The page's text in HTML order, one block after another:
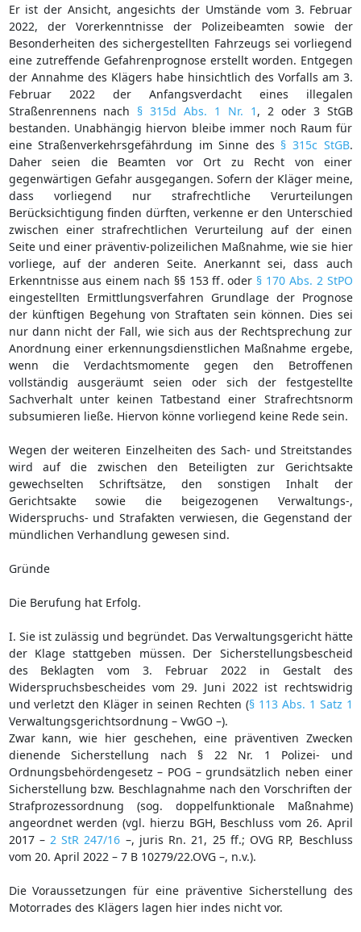
Er ist der Ansicht, angesichts der Umstände vom 3. Februar
2022, der Vorerkenntnisse der Polizeibeamten sowie der
Besonderheiten des sichergestellten Fahrzeugs sei vorliegend
eine zutreffende Gefahrenprognose erstellt worden. Entgegen
der Annahme des Klägers habe hinsichtlich des Vorfalls am 3.
Februar 2022 der Anfangsverdacht eines illegalen
Straßenrennens nach § 315d Abs. 1 Nr. 1 , 2 oder 3 StGB
bestanden. Unabhängig hiervon bleibe immer noch Raum für
eine Straßenverkehrsgefährdung im Sinne des § 315c StGB.
Daher seien die Beamten vor Ort zu Recht von einer
gegenwärtigen Gefahr ausgegangen. Sofern der Kläger meine,
dass vorliegend nur strafrechtliche Verurteilungen
Berücksichtigung finden dürften, verkenne er den Unterschied
zwischen einer strafrechtlichen Verurteilung auf der einen
Seite und einer präventiv-polizeilichen Maßnahme, wie sie hier
vorliege, auf der anderen Seite. Anerkannt sei, dass auch
Erkenntnisse aus einem nach §§ 153 ff. oder § 170 Abs. 2 StPO
eingestellten Ermittlungsverfahren Grundlage der Prognose
der künftigen Begehung von Straftaten sein können. Dies sei
nur dann nicht der Fall, wie sich aus der Rechtsprechung zur
Anordnung einer erkennungsdienstlichen Maßnahme ergebe,
wenn die Verdachtsmomente gegen den Betroffenen
vollständig ausgeräumt seien oder sich der festgestellte
Sachverhalt unter keinen Tatbestand einer Strafrechtsnorm
subsumieren ließe. Hiervon könne vorliegend keine Rede sein.
Wegen der weiteren Einzelheiten des Sach- und Streitstandes
wird auf die zwischen den Beteiligten zur Gerichtsakte
gewechselten Schriftsätze, den sonstigen Inhalt der
Gerichtsakte sowie die beigezogenen Verwaltungs-,
Widerspruchs- und Strafakten verwiesen, die Gegenstand der
mündlichen Verhandlung gewesen sind.
Gründe
Die Berufung hat Erfolg.
I. Sie ist zulässig und begründet. Das Verwaltungsgericht hätte
der Klage stattgeben müssen. Der Sicherstellungsbescheid
des Beklagten vom 3. Februar 2022 in Gestalt des
Widerspruchsbescheides vom 29. Juni 2022 ist rechtswidrig
und verletzt den Kläger in seinen Rechten (§ 113 Abs. 1 Satz 1
Verwaltungsgerichtsordnung – VwGO –).
Zwar kann, wie hier geschehen, eine präventiven Zwecken
dienende Sicherstellung nach § 22 Nr. 1 Polizei- und
Ordnungsbehördengesetz – POG – grundsätzlich neben einer
Sicherstellung bzw. Beschlagnahme nach den Vorschriften der
Strafprozessordnung (sog. doppelfunktionale Maßnahme)
angeordnet werden (vgl. hierzu BGH, Beschluss vom 26. April
2017 – 2 StR 247/16 –, juris Rn. 21, 25 ff.; OVG RP, Beschluss
vom 20. April 2022 – 7 B 10279/22.OVG –, n.v.).
Die Voraussetzungen für eine präventive Sicherstellung des
Motorrades des Klägers lagen hier indes nicht vor.